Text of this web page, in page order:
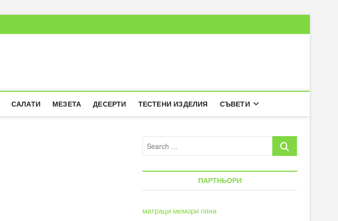
САЛАТИ МЕЗЕТА ДЕСЕРТИ ТЕСТЕНИ ИЗДЕЛИЯ СЪВЕТИ
Search
ПАРТНЬОРИ
матраци мемори пяна